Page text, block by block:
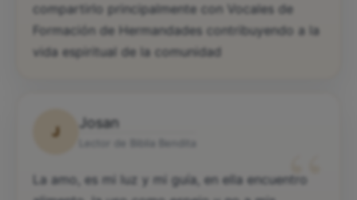
compartirlo principalmente con Vocales de
Formación de Hermandades contribuyendo a la
vida espiritual de la comunidad
J
Josan
“
La amo, es mi luz y mi guía, en ella encuentro